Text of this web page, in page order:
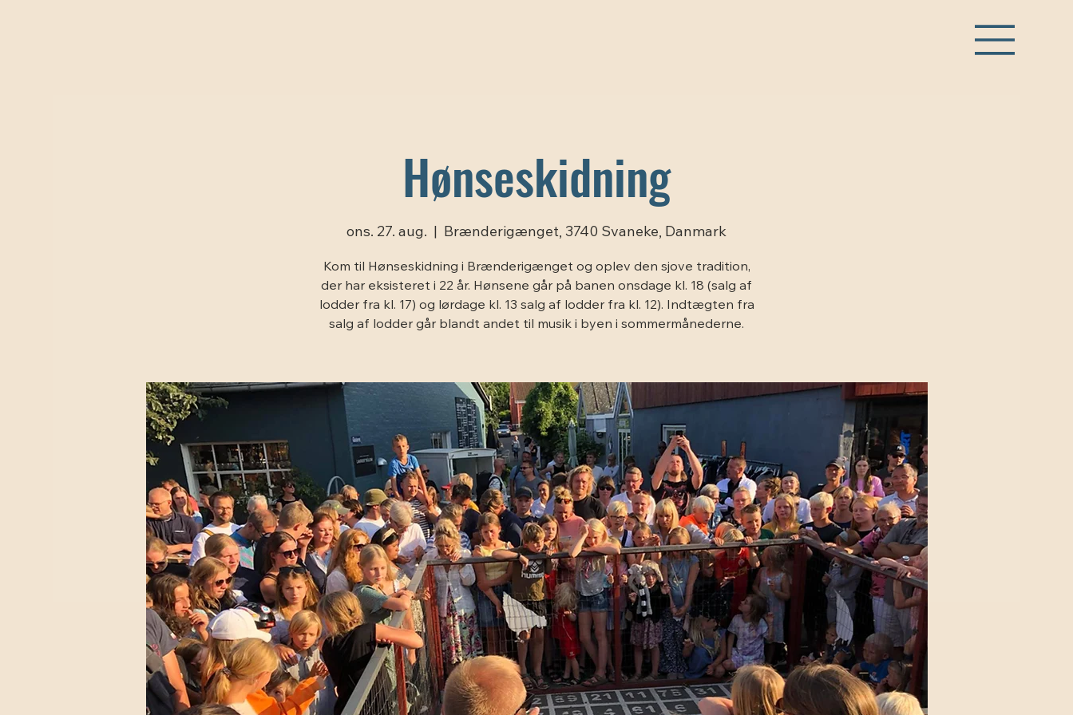
Hønseskidning
ons. 27. aug. Brænderigænget, 3740 Svaneke, Danmark
Kom til Hønseskidning i Brænderigænget og oplev den sjove tradition,
der har eksisteret i 22 år. Hønsene går på banen onsdage kl. 18 (salg af
lodder fra kl. 17) og lørdage kl. 13 salg af lodder fra kl. 12). Indtægten fra
salg af lodder går blandt andet til musik i byen i sommermånederne.